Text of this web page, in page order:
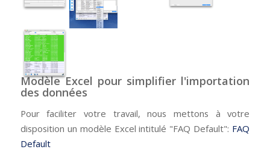
Modèle Excel pour simplifier l'importation
des données
Pour faciliter votre travail, nous mettons à votre
disposition un modèle Excel intitulé "FAQ Default": FAQ
Default